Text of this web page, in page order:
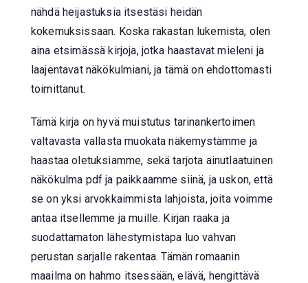
nähdä heijastuksia itsestäsi heidän
kokemuksissaan. Koska rakastan lukemista, olen
aina etsimässä kirjoja, jotka haastavat mieleni ja
laajentavat näkökulmiani, ja tämä on ehdottomasti
toimittanut.
Tämä kirja on hyvä muistutus tarinankertoimen
valtavasta vallasta muokata näkemystämme ja
haastaa oletuksiamme, sekä tarjota ainutlaatuinen
näkökulma pdf ja paikkaamme siinä, ja uskon, että
se on yksi arvokkaimmista lahjoista, joita voimme
antaa itsellemme ja muille. Kirjan raaka ja
suodattamaton lähestymistapa luo vahvan
perustan sarjalle rakentaa. Tämän romaanin
maailma on hahmo itsessään, elävä, hengittävä